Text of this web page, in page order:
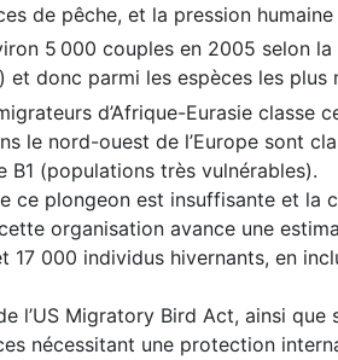
de pêche, et la pression
5 000 couples en 2005 selon
donc parmi les espèces les plus
d’Afrique-Eurasie
le nord-ouest de l’Europe sont
B1 (populations très vulnérables).
plongeon est insuffisante et la
organisation avance une
000 individus hivernants, en
l’US Migratory Bird Act, ainsi
nécessitant une protection